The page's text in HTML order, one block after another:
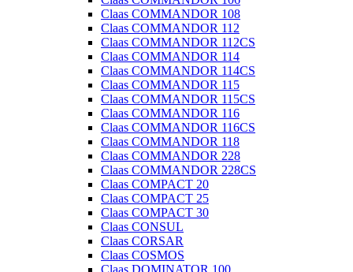
Claas COMMANDOR 108
Claas COMMANDOR 112
Claas COMMANDOR 112CS
Claas COMMANDOR 114
Claas COMMANDOR 114CS
Claas COMMANDOR 115
Claas COMMANDOR 115CS
Claas COMMANDOR 116
Claas COMMANDOR 116CS
Claas COMMANDOR 118
Claas COMMANDOR 228
Claas COMMANDOR 228CS
Claas COMPACT 20
Claas COMPACT 25
Claas COMPACT 30
Claas CONSUL
Claas CORSAR
Claas COSMOS
Claas DOMINATOR 100